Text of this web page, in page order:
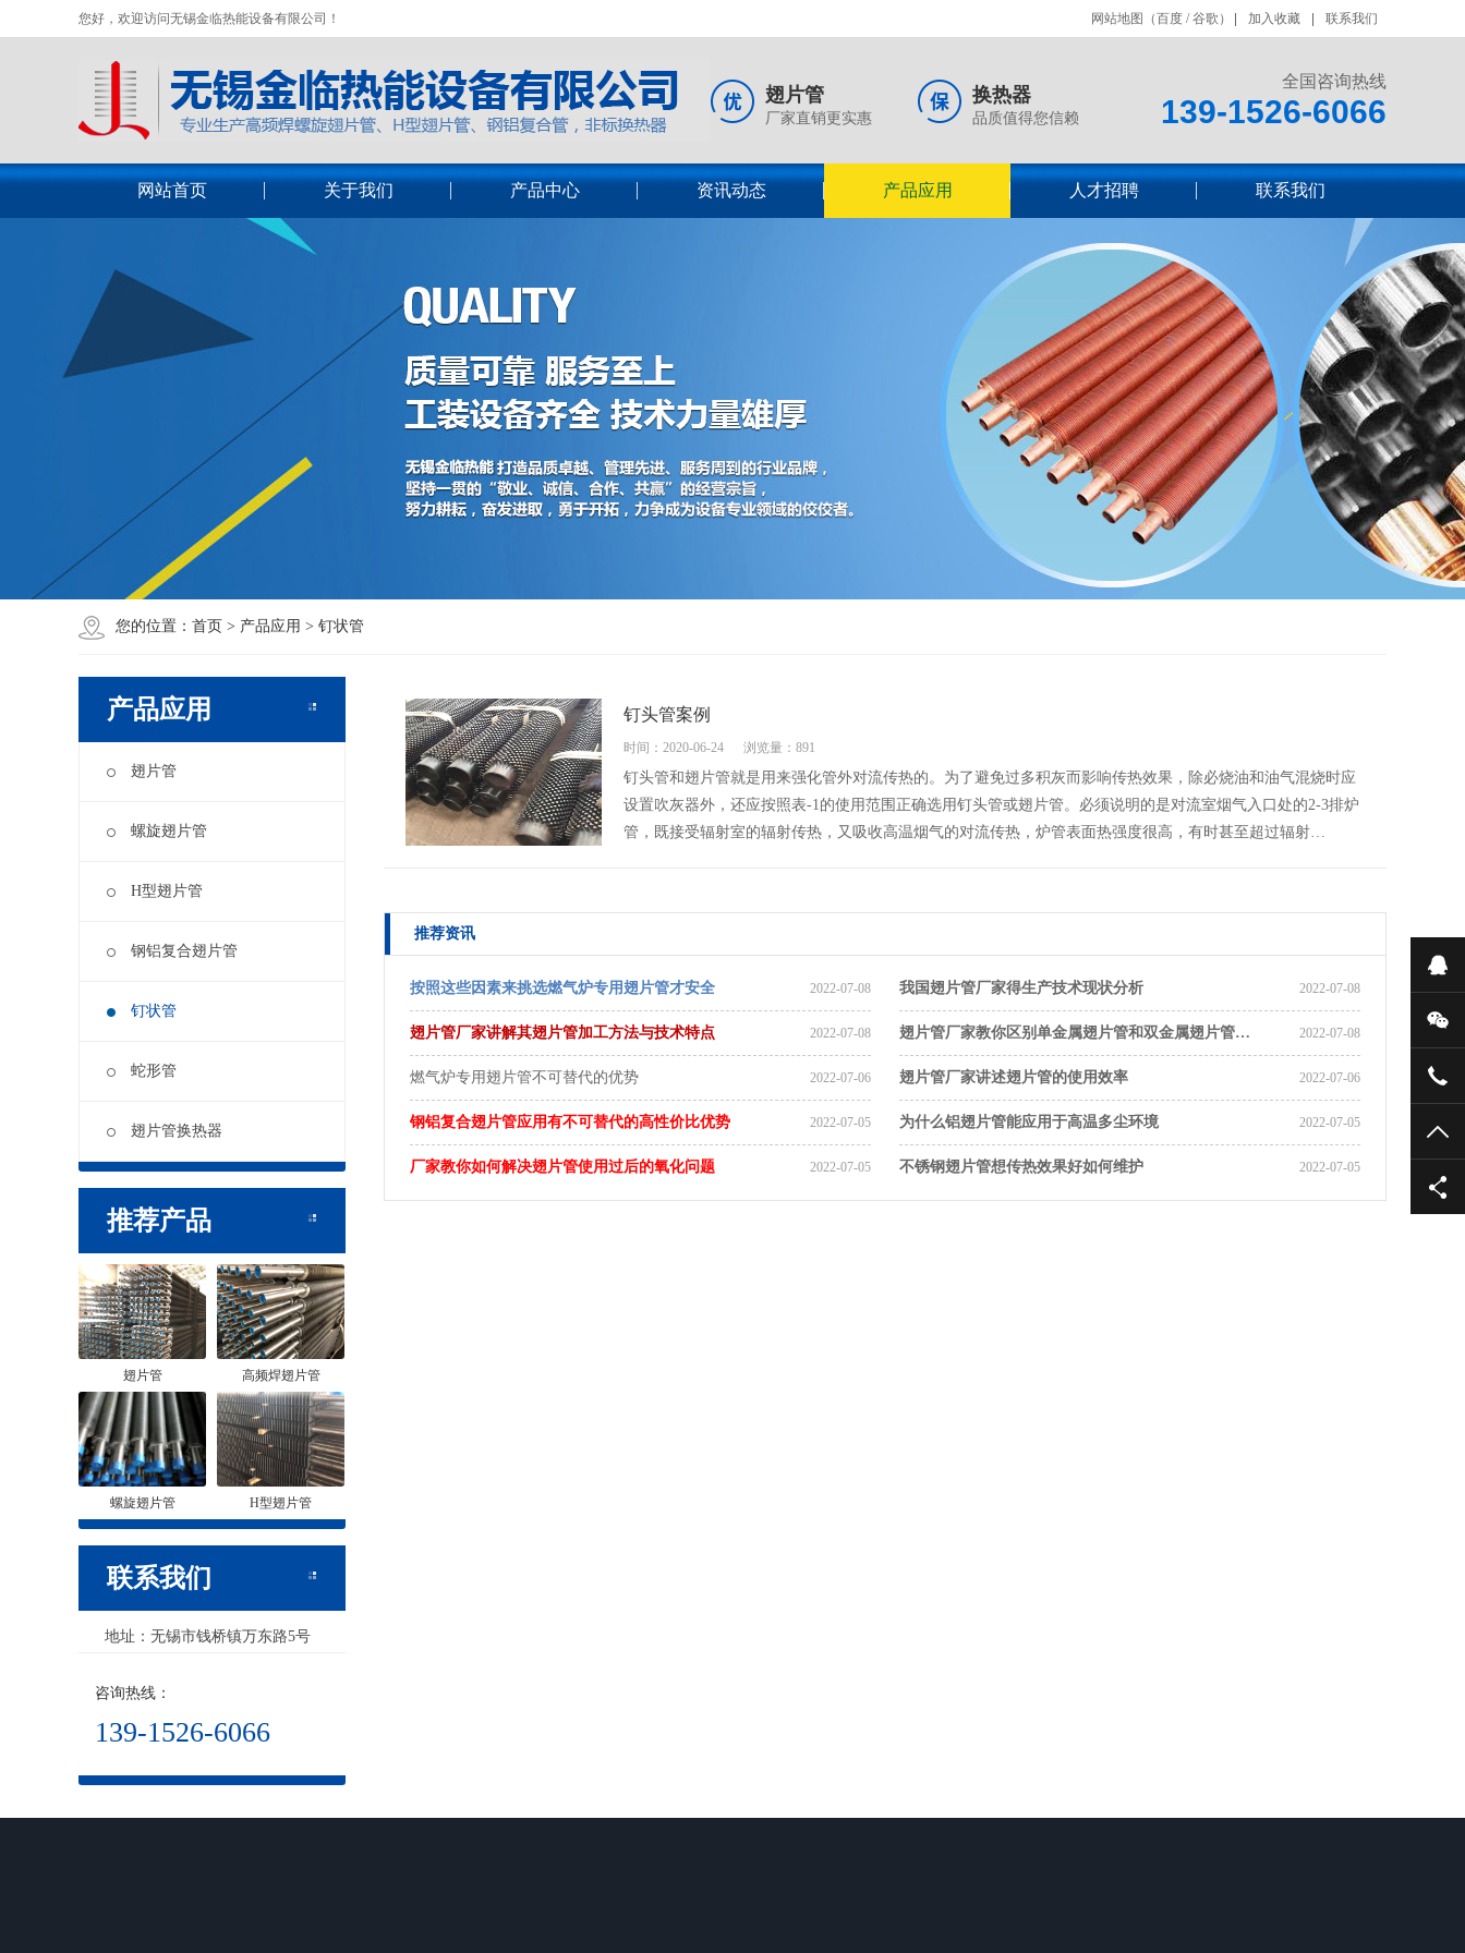
网站地图 （百度 /谷歌 ） 加入收藏 联系我们
您好，欢迎访问无锡金临热能设备有限公司！
翅片管
厂家直销更实惠
换热器
品质值得您信赖
全国咨询热线
139-1526-6066
网站首页 关于我们 产品中心 资讯动态 产品应用 人才招聘 联系我们
您的位置： 首页 > 产品应用 > 钉状管
产品应用
翅片管
螺旋翅片管
H型翅片管
钢铝复合翅片管
钉状管
蛇形管
翅片管换热器
推荐产品
翅片管 高频焊翅片管
螺旋翅片管 H型翅片管
联系我们
地址：无锡市钱桥镇万东路5号
咨询热线：
139-1526-6066
钉头管案例
时间：2020-06-24 浏览量：891
钉头管和翅片管就是用来强化管外对流传热的。为了避免过多积灰而影响传热效果，除必烧油和油气混烧时应
设置吹灰器外，还应按照表-1的使用范围正确选用钉头管或翅片管。必须说明的是对流室烟气入口处的2-3排炉
管，既接受辐射室的辐射传热，又吸收高温烟气的对流传热，炉管表面热强度很高，有时甚至超过辐射…
推荐资讯
2022-07-08
按照这些因素来挑选燃气炉专用翅片管才安全 2022-07-08
我国翅片管厂家得生产技术现状分析
2022-07-08
翅片管厂家讲解其翅片管加工方法与技术特点 2022-07-08
翅片管厂家教你区别单金属翅片管和双金属翅片管…
2022-07-06
燃气炉专用翅片管不可替代的优势 2022-07-06
翅片管厂家讲述翅片管的使用效率
2022-07-05
钢铝复合翅片管应用有不可替代的高性价比优势 2022-07-05
为什么铝翅片管能应用于高温多尘环境
2022-07-05
厂家教你如何解决翅片管使用过后的氧化问题 2022-07-05
不锈钢翅片管想传热效果好如何维护
在
微